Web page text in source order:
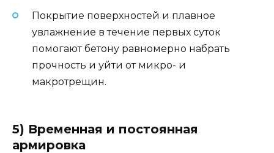
Покрытие поверхностей и плавное
увлажнение в течение первых суток
помогают бетону равномерно набрать
прочность и уйти от микро- и
макротрещин.
5) Временная и постоянная
армировка